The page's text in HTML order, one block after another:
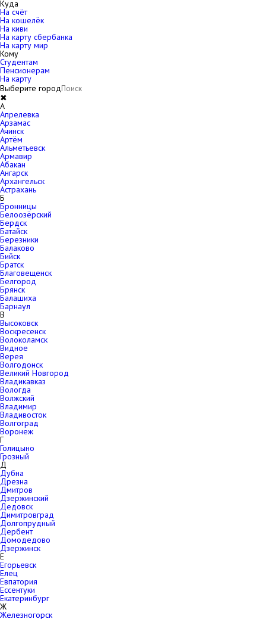
Куда
На счёт
На кошелёк
На киви
На карту сбербанка
На карту мир
Кому
Студентам
Пенсионерам
На карту
Выберите город
✖
A
Апрелевка
Арзамас
Ачинск
Артём
Альметьевск
Армавир
Абакан
Ангарск
Архангельск
Астрахань
Б
Бронницы
Белоозёрский
Бердск
Батайск
Березники
Балаково
Бийск
Братск
Благовещенск
Белгород
Брянск
Балашиха
Барнаул
В
Высоковск
Воскресенск
Волоколамск
Видное
Верея
Волгодонск
Великий Новгород
Владикавказ
Вологда
Волжский
Владимир
Владивосток
Волгоград
Воронеж
Г
Голицыно
Грозный
Д
Дубна
Дрезна
Дмитров
Дзержинский
Дедовск
Димитровград
Долгопрудный
Дербент
Домодедово
Дзержинск
Е
Егорьевск
Елец
Евпатория
Ессентуки
Екатеринбург
Ж
Железногорск